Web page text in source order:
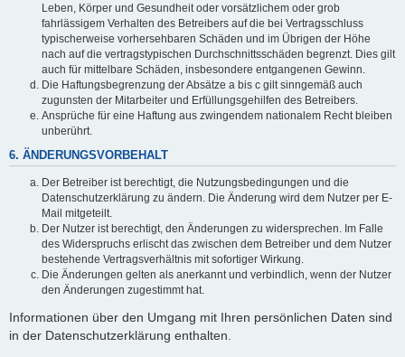
Leben, Körper und Gesundheit oder vorsätzlichem oder grob
fahrlässigem Verhalten des Betreibers auf die bei Vertragsschluss
typischerweise vorhersehbaren Schäden und im Übrigen der Höhe
nach auf die vertragstypischen Durchschnittsschäden begrenzt. Dies gilt
auch für mittelbare Schäden, insbesondere entgangenen Gewinn.
Die Haftungsbegrenzung der Absätze a bis c gilt sinngemäß auch
zugunsten der Mitarbeiter und Erfüllungsgehilfen des Betreibers.
Ansprüche für eine Haftung aus zwingendem nationalem Recht bleiben
unberührt.
6. ÄNDERUNGSVORBEHALT
Der Betreiber ist berechtigt, die Nutzungsbedingungen und die
Datenschutzerklärung zu ändern. Die Änderung wird dem Nutzer per E-
Mail mitgeteilt.
Der Nutzer ist berechtigt, den Änderungen zu widersprechen. Im Falle
des Widerspruchs erlischt das zwischen dem Betreiber und dem Nutzer
bestehende Vertragsverhältnis mit sofortiger Wirkung.
Die Änderungen gelten als anerkannt und verbindlich, wenn der Nutzer
den Änderungen zugestimmt hat.
Informationen über den Umgang mit Ihren persönlichen Daten sind
in der Datenschutzerklärung enthalten.